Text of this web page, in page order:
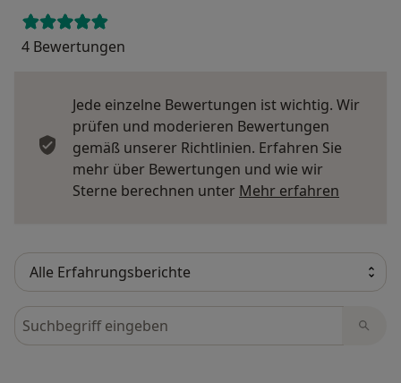
4 Bewertungen
Jede einzelne Bewertungen ist wichtig. Wir
prüfen und moderieren Bewertungen
gemäß unserer Richtlinien. Erfahren Sie
mehr über Bewertungen und wie wir
Sterne berechnen unter Mehr erfahren
Bewertungen durchsuchen